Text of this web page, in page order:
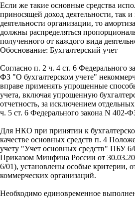
Если же такие основные средства
приносящей доход деятельности, так
деятельности организации, то
должны распределяться
полученного от каждого вида
Обоснование: Бухгалтерский учет
Согласно п. 2 ч. 4 ст. 6 Федерального
ФЗ "О бухгалтерском учете"
вправе применять упрощенные
учета, включая упрощенную
отчетность, за исключением
ч. 5 ст. 6 Федерального закона N 402-
Для НКО при принятии к
качестве основных средств п. 4
учету "Учет основных средств" ПБУ
Приказом Минфина России от
6/01), установлены особые критерии,
коммерческих организаций.
Необходимо единовременное